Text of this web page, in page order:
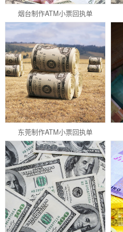
烟台制作ATM小票回执单
东莞制作ATM小票回执单